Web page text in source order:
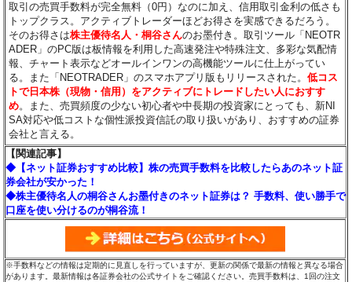
取引の売買手数料が完全無料（0円）なのに加え、信用取引金利の低さも
トップクラス。アクティブトレーダーほどお得さを実感できるだろう。
そのお得さは株主優待名人・桐谷さんのお墨付き。取引ツール「NEOTR
ADER」のPC版は板情報を利用した高速発注や特殊注文、多彩な気配情
報、チャート表示などオールインワンの高機能ツールに仕上がってい
る。また「NEOTRADER」のスマホアプリ版もリリースされた。低コス
トで日本株（現物・信用）をアクティブにトレードしたい人におすす
め。また、売買頻度の少ない初心者や中長期の投資家にとっても、新NI
SA対応や低コストな個性派投資信託の取り扱いがあり、おすすめの証券
会社と言える。
【関連記事】
◆【ネット証券おすすめ比較】株の売買手数料を比較したらあのネット証
券会社が安かった！
◆株主優待名人の桐谷さんお墨付きのネット証券は？ 手数料、使い勝手で
口座を使い分けるのが桐谷流！
※手数料などの情報は定期的に見直しを行っていますが、更新の関係で最新の情報と異なる場合
があります。最新情報は各証券会社の公式サイトをご確認ください。売買手数料は、1回の注文